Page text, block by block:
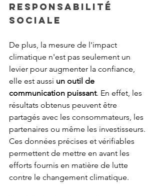
responsabilité
sociale
De plus, la mesure de l'impact
climatique n'est pas seulement un
levier pour augmenter la confiance,
elle est aussi un outil de
communication puissant. En effet, les
résultats obtenus peuvent être
partagés avec les consommateurs, les
partenaires ou même les investisseurs.
Ces données précises et vérifiables
permettent de mettre en avant les
efforts fournis en matière de lutte
contre le changement climatique.